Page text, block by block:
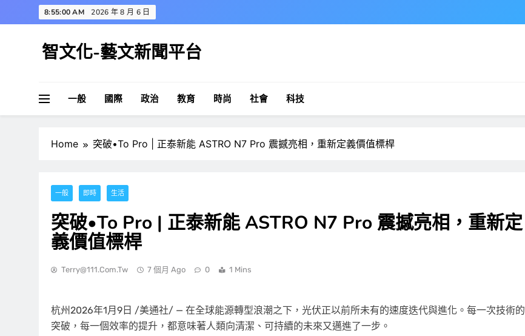
to
8:55:01 AM 2026 年 8 月 6 日
智文化-藝文新聞平台
一般 國際 政治 教育 時尚 社會 科技
Home 突破•To Pro | 正泰新能 ASTRO N7 Pro 震撼亮相，重新定義價值標桿
一般 即時 生活
突破•To Pro | 正泰新能 ASTRO N7 Pro 震撼亮相，重新定
義價值標桿
Terry@111.com.tw 7 個月 Ago 0 1 Mins
杭州2026年1月9日 /美通社/ — 在全球能源轉型浪潮之下，光伏正以前所未有的速度迭代與進化。每一次技術的
突破，每一個效率的提升，都意味著人類向清潔、可持續的未來又邁進了一步。